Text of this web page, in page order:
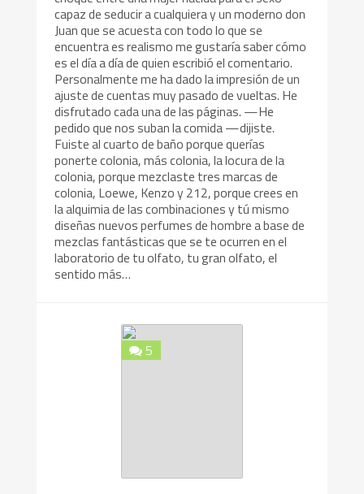
capaz de seducir a cualquiera y un moderno don
Juan que se acuesta con todo lo que se
encuentra es realismo me gustaría saber cómo
es el día a día de quien escribió el comentario.
Personalmente me ha dado la impresión de un
ajuste de cuentas muy pasado de vueltas. He
disfrutado cada una de las páginas. —He
pedido que nos suban la comida —dijiste.
Fuiste al cuarto de baño porque querías
ponerte colonia, más colonia, la locura de la
colonia, porque mezclaste tres marcas de
colonia, Loewe, Kenzo y 212, porque crees en
la alquimia de las combinaciones y tú mismo
diseñas nuevos perfumes de hombre a base de
mezclas fantásticas que se te ocurren en el
laboratorio de tu olfato, tu gran olfato, el
sentido más…
5